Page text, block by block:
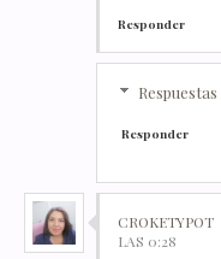
Responder
Respuestas
Responder
CROKETYPOT
LAS 0:28